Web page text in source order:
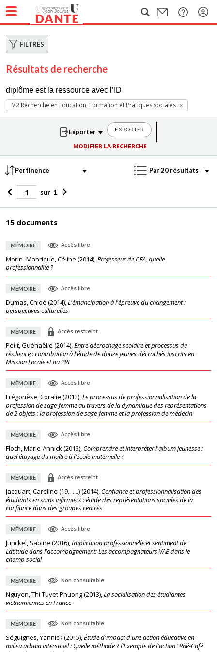
FILTRES
Résultats de recherche
diplôme est la ressource avec l’ID
M2 Recherche en Education, Formation et Pratiques sociales
EXPORTER
MODIFIER LA RECHERCHE
sur 1
15 documents
MÉMOIRE Accès libre
Morin–Manrique, Céline (2014),Professeur de CFA, quelle
professionnalité ?
MÉMOIRE Accès libre
Dumas, Chloé (2014),L'émancipation à l'épreuve du changement :
perspectives culturelles
MÉMOIRE Accès restreint
Petit, Guénaëlle (2014),Entre décrochage scolaire et processus de
résilience : contribution à l'étude de douze jeunes décrochés inscrits en
Mission Locale et au PRI
MÉMOIRE Accès libre
Frégonèse, Coralie (2013),Le processus de professionnalisation de la
profession de sage-femme au travers de la dynamique des représentations
de 2 objets : la profession de sage-femme et la profession de médecin
MÉMOIRE Accès libre
Floch, Marie-Annick(2013), Comprendre et interpréter l'album jeunesse :
quel étayage du maître à l'école maternelle ?
MÉMOIRE Accès restreint
Jacquart, Caroline (19..-....)(2014), Confiance et professionnalisation des
étudiants en soins infirmiers : étude des représentations sociales de la
confiance dans des groupes centrés
MÉMOIRE Accès libre
Junckel, Sabine (2016),Implication professionnelle et sentiment de
Latitude dans l'accompagnement: Les accompagnateurs VAE dans le
champ social
MÉMOIRE Non consultable
Nguyen, Thi Tuyet Phuong(2013),La socialisation des étudiantes
vietnamiennes en France
MÉMOIRE Non consultable
Séguignes, Yannick(2015),Étude d'impact d'une action éducative en
milieu urbain interstitiel : Quelle méthode ? l'Exemple de l'action "Rhé-Café